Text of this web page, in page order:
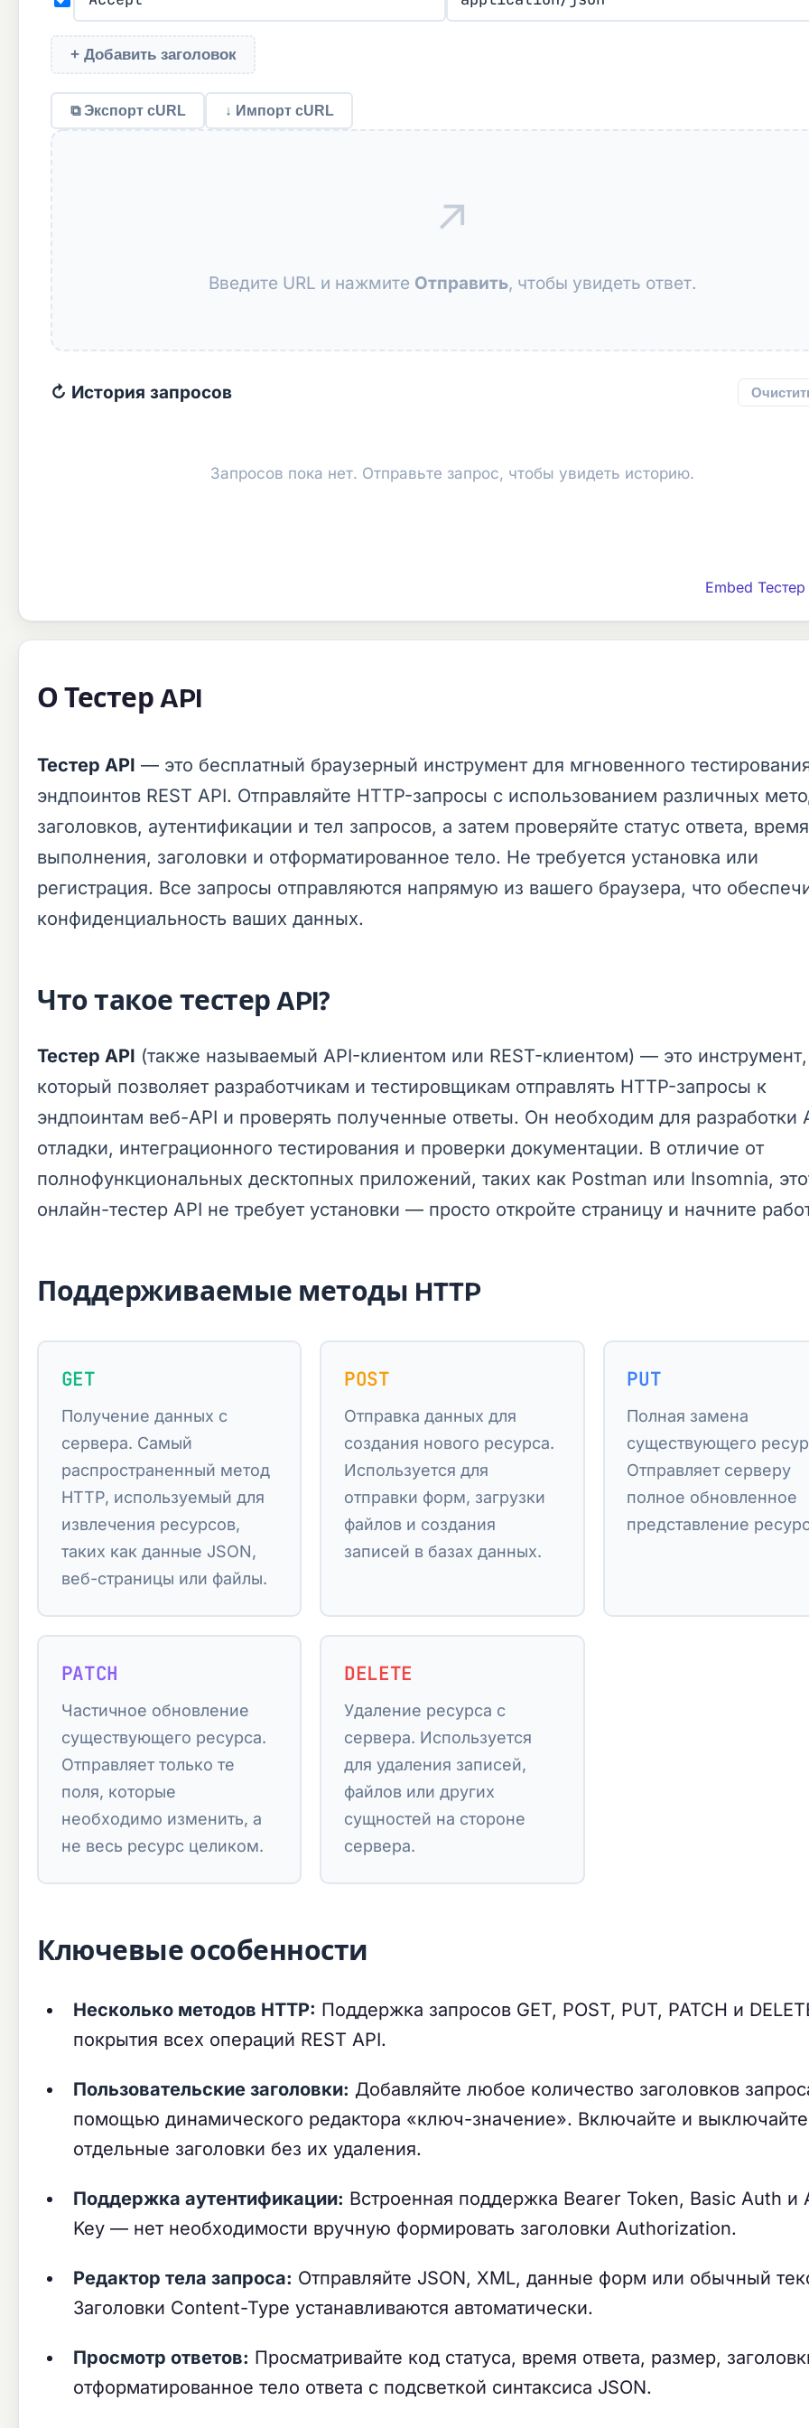
+ Добавить заголовок
⧉ Экспорт cURL ↓ Импорт cURL
↗
Введите URL и нажмите Отправить, чтобы увидеть ответ.
↻ История запросов
Запросов пока нет. Отправьте запрос, чтобы увидеть историю.
Embed
О Тестер API
Тестер API — это бесплатный браузерный инструмент для мгновенного
эндпоинтов REST API. Отправляйте HTTP-запросы с использованием различных
заголовков, аутентификации и тел запросов, а затем проверяйте статус ответа, время
выполнения, заголовки и отформатированное тело. Не требуется установка или
регистрация. Все запросы отправляются напрямую из вашего браузера, что
конфиденциальность ваших данных.
Что такое тестер API?
Тестер API (также называемый API-клиентом или REST-клиентом) — это инструмент,
который позволяет разработчикам и тестировщикам отправлять HTTP-запросы к
эндпоинтам веб-API и проверять полученные ответы. Он необходим для разработки
отладки, интеграционного тестирования и проверки документации. В отличие от
полнофункциональных десктопных приложений, таких как Postman или Insomnia,
онлайн-тестер API не требует установки — просто откройте страницу и начните
Поддерживаемые методы HTTP
GET
Получение данных с
сервера. Самый
распространенный метод
HTTP, используемый для
извлечения ресурсов,
таких как данные JSON,
веб-страницы или файлы.
POST
Отправка данных для
создания нового ресурса.
Используется для
отправки форм, загрузки
файлов и создания
записей в базах данных.
PUT
Полная замена
существующего
Отправляет серверу
полное обновленное
представление
PATCH
Частичное обновление
существующего ресурса.
Отправляет только те
поля, которые
необходимо изменить, а
не весь ресурс целиком.
DELETE
Удаление ресурса с
сервера. Используется
для удаления записей,
файлов или других
сущностей на стороне
сервера.
Ключевые особенности
Несколько методов HTTP: Поддержка запросов GET, POST, PUT, PATCH и
покрытия всех операций REST API.
Пользовательские заголовки: Добавляйте любое количество заголовков
помощью динамического редактора «ключ-значение». Включайте и выключайте
отдельные заголовки без их удаления.
Поддержка аутентификации: Встроенная поддержка Bearer Token, Basic Auth и
Key — нет необходимости вручную формировать заголовки Authorization.
Редактор тела запроса: Отправляйте JSON, XML, данные форм или обычный
Заголовки Content-Type устанавливаются автоматически.
Просмотр ответов: Просматривайте код статуса, время ответа, размер,
отформатированное тело ответа с подсветкой синтаксиса JSON.